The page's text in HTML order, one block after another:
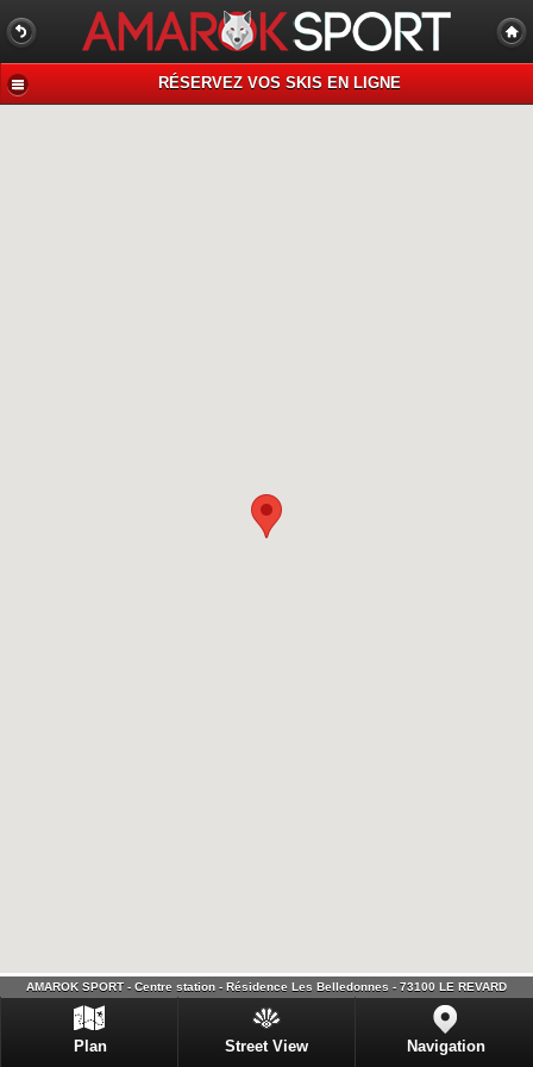
RÉSERVEZ VOS SKIS EN LIGNE
AMAROK SPORT - Centre station - Résidence Les Belledonnes - 73100 LE REVARD
Plan Street View Navigation